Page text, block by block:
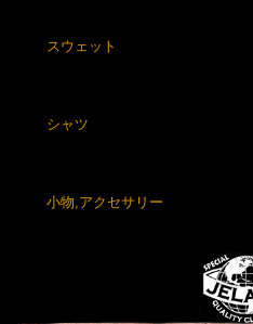
スウェット
シャツ
小物,アクセサリー